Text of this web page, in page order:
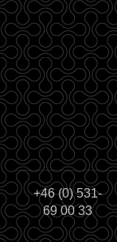
+46 (0) 531-
69 00 33